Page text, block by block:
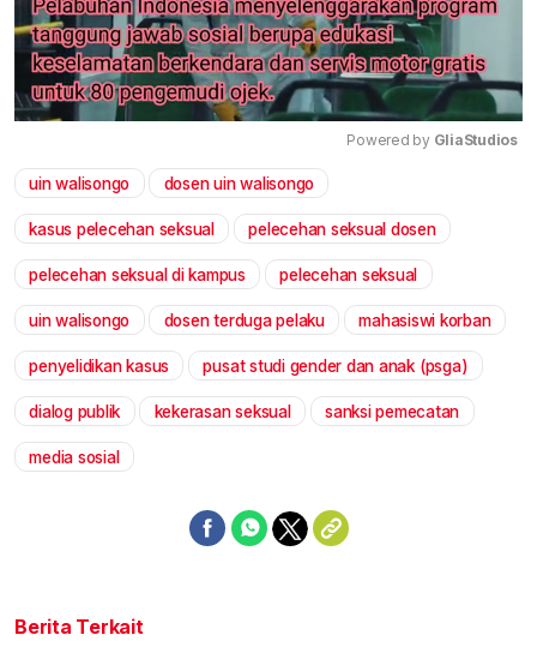
Powered by GliaStudios
uin walisongo dosen uin walisongo
kasus pelecehan seksual pelecehan seksual dosen
pelecehan seksual di kampus pelecehan seksual
uin walisongo dosen terduga pelaku mahasiswi korban
penyelidikan kasus pusat studi gender dan anak (psga)
dialog publik kekerasan seksual sanksi pemecatan
media sosial
Berita Terkait